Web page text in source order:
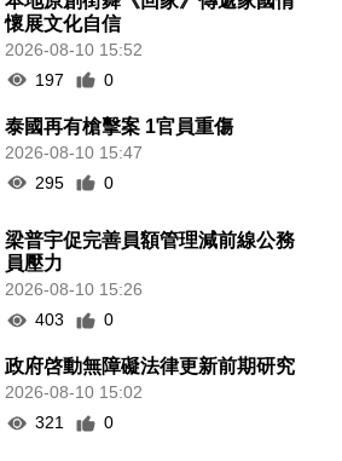
懷展文化自信
2026-08-10 15:52
197
0
泰國再有槍擊案 1官員重傷
2026-08-10 15:47
295
0
梁普宇促完善員額管理減前線公務
員壓力
2026-08-10 15:26
403
0
政府啓動無障礙法律更新前期研究
2026-08-10 15:02
321
0